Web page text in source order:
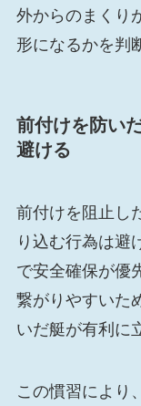
外からのまくり
形になるかを判
前付けを防い
避ける
前付けを阻止し
り込む行為は避
で安全確保が優
繋がりやすいた
いだ艇が有利に
この慣習により